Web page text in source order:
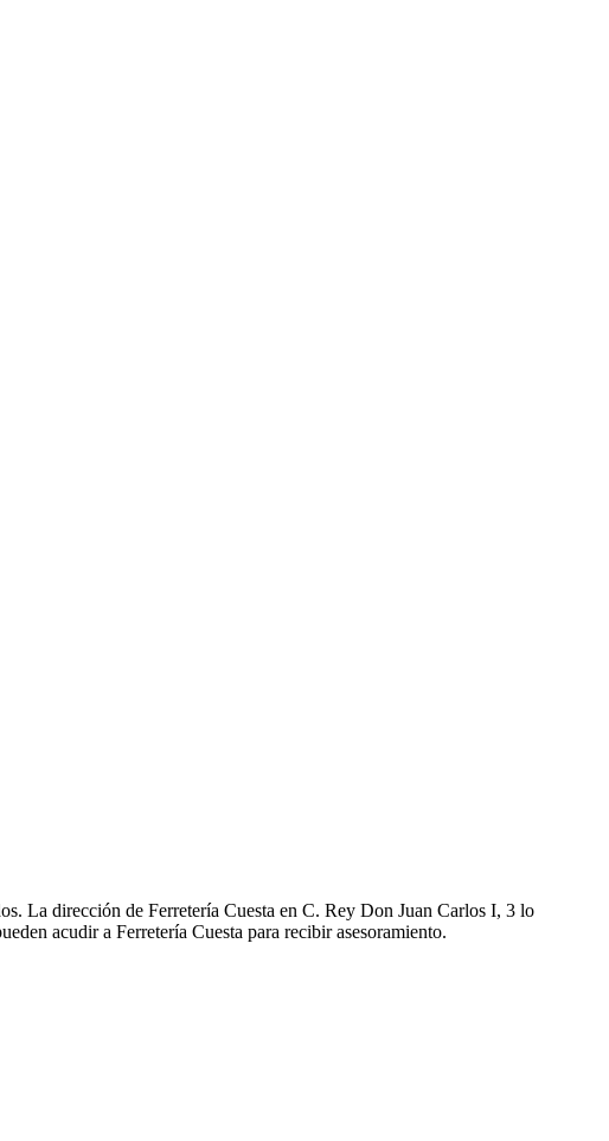
La dirección de Ferretería Cuesta en C. Rey Don Juan Carlos I, 3 lo
acudir a Ferretería Cuesta para recibir asesoramiento.